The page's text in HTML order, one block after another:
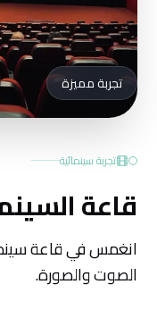
تجربة سينمائية
قاعة
انغمس في قاعة
الصوت والصورة.
تجربة مميزة